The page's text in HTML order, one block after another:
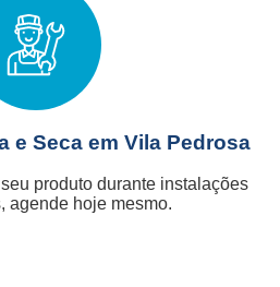
e Seca em Vila Pedrosa
produto durante instalações
agende hoje mesmo.